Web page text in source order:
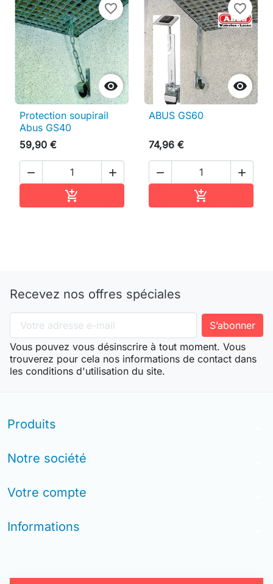

favorite_border
Protection soupirail
Abus GS40
59,90 €
 


favorite_border
ABUS GS60
74,96 €
 

Recevez nos offres spéciales
Vous pouvez vous désinscrire à tout moment. Vous
trouverez pour cela nos informations de contact dans
les conditions d'utilisation du site.
Produits
Notre société
Votre compte
Informations